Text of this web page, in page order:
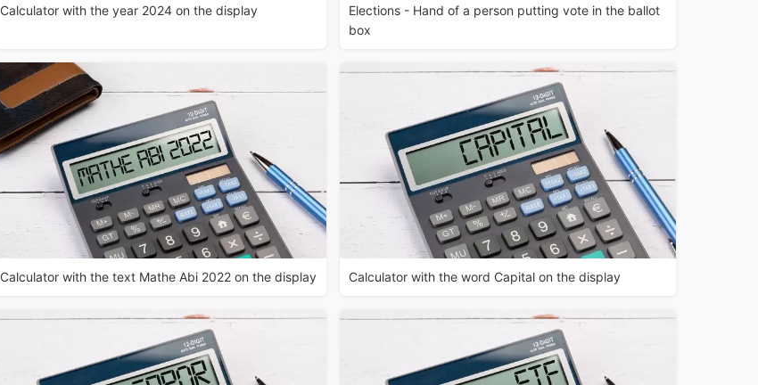
Calculator with the year 2024 on the display
Elections - Hand of a person putting vote in the ballot
box
Calculator with the text Mathe Abi 2022 on the display Calculator with the word Capital on the display